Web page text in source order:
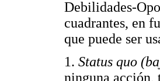
Debilidades-
cuadrantes, en
que puede ser
1. Status quo
ninguna acción,